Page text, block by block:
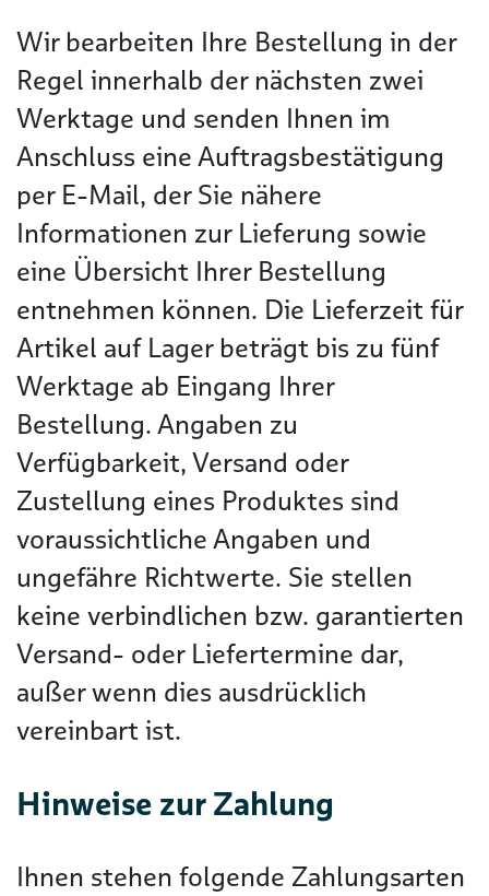
Wir bearbeiten Ihre Bestellung in der
Regel innerhalb der nächsten zwei
Werktage und senden Ihnen im
Anschluss eine Auftragsbestätigung
per E-Mail, der Sie nähere
Informationen zur Lieferung sowie
eine Übersicht Ihrer Bestellung
entnehmen können. Die Lieferzeit für
Artikel auf Lager beträgt bis zu fünf
Werktage ab Eingang Ihrer
Bestellung. Angaben zu
Verfügbarkeit, Versand oder
Zustellung eines Produktes sind
voraussichtliche Angaben und
ungefähre Richtwerte. Sie stellen
keine verbindlichen bzw. garantierten
Versand- oder Liefertermine dar,
außer wenn dies ausdrücklich
vereinbart ist.
Hinweise zur Zahlung
Ihnen stehen folgende Zahlungsarten